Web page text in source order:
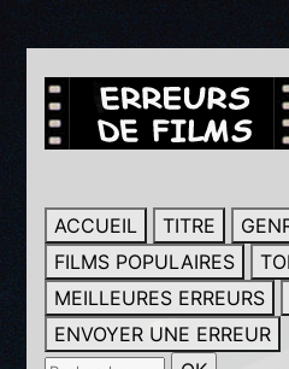
ACCUEIL TITRE
FILMS POPULAIRES
MEILLEURES ERREURS
ENVOYER UNE ERREUR